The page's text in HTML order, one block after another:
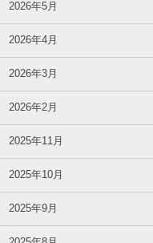
2026年5月
2026年4月
2026年3月
2026年2月
2025年11月
2025年10月
2025年9月